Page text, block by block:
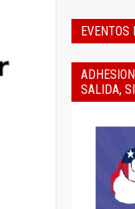
EVENTOS
SALIDA, SI